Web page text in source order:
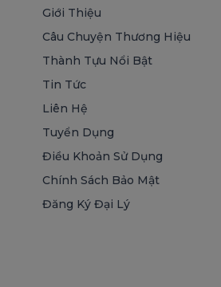
Giới Thiệu
Câu Chuyện Thương Hiệu
Thành Tựu Nổi Bật
Tin Tức
Liên Hệ
Tuyển Dụng
Điều Khoản Sử Dụng
Chính Sách Bảo Mật
Đăng Ký Đại Lý